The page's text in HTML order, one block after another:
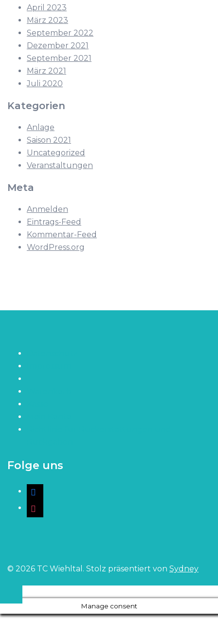
April 2023
März 2023
September 2022
Dezember 2021
September 2021
März 2021
Juli 2020
Kategorien
Anlage
Saison 2021
Uncategorized
Veranstaltungen
Meta
Anmelden
Eintrags-Feed
Kommentar-Feed
WordPress.org
Folge uns
facebook
instagram
© 2026 TC Wiehltal. Stolz präsentiert von Sydney
Manage consent